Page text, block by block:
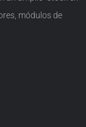
módulos de